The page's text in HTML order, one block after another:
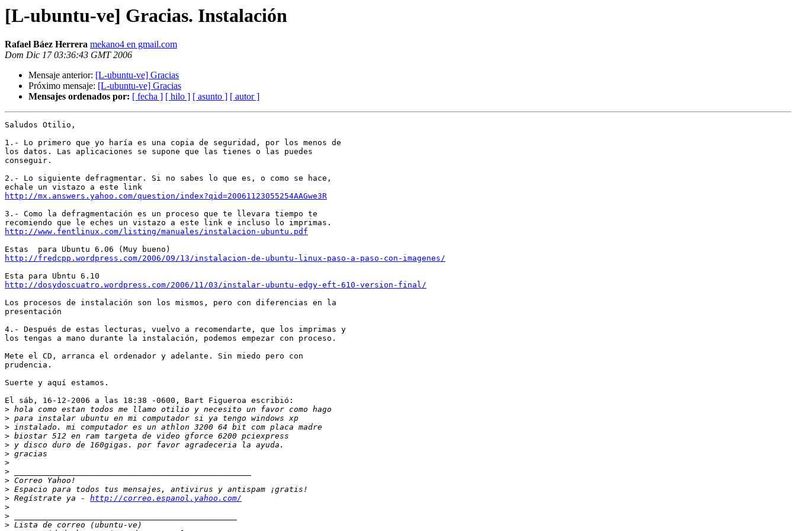
[L-ubuntu-ve] Gracias. Instalación
Rafael Báez Herrera mekano4 en gmail.com
Dom Dic 17 03:36:43 GMT 2006
Mensaje anterior: [L-ubuntu-ve] Gracias
Próximo mensaje: [L-ubuntu-ve] Gracias
Mensajes ordenados por: [ fecha ] [ hilo ] [ asunto ] [ autor ]
Saludos Otilio,
1.- Lo primero que yo haría es una copia de seguridad, por los menos de
los datos. Las aplicaciones se supone que las tienes o las puedes
conseguir.
2.- Lo siguiente defragmentar. Si no sabes lo que es, o como se hace,
http://mx.answers.yahoo.com/question/index?qid=20061123055254AAGwe3R
3.- Como la defragmentación es un proceso que te llevara tiempo te
http://www.fentlinux.com/listing/manuales/instalacion-ubuntu.pdf
http://fredcpp.wordpress.com/2006/09/13/instalacion-de-ubuntu-linux-paso-a-paso-con-imagenes/
http://dosydoscuatro.wordpress.com/2006/11/03/instalar-ubuntu-edgy-eft-610-version-final/
Los procesos de instalación son los mismos, pero con diferencias en la
presentación
4.- Después de estas lecturas, vuelvo a recomendarte, que los imprimas y
los tengas a mano durante la instalación, podemos empezar con proceso.
Mete el CD, arranca el ordenador y adelante. Sin miedo pero con
prudencia.
Suerte y aquí estamos.
El sáb, 16-12-2006 a las 18:38 -0600, Bart Figueroa escribió:
>
>
>
>
>
>
>
>
>
>
> Regístrate ya - http://correo.espanol.yahoo.com/
>
>
>